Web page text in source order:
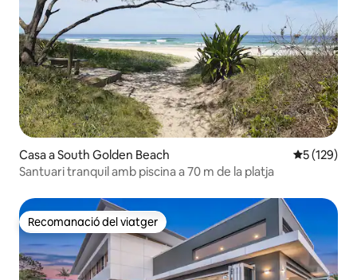
Casa a South Golden Beach 5 de
5 (129)
Santuari tranquil amb piscina a 70 m de la platja
Recomanació del viatger
Recomanació del viatger